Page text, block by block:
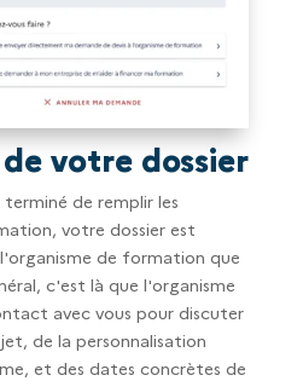
votre dossier
de remplir les
votre dossier est
de formation que
c'est là que l'organisme
avec vous pour discuter
de la personnalisation
et des dates concrètes de